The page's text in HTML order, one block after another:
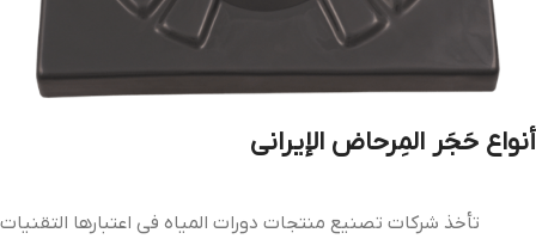
أنواع حَجَر المِرحاض الإيراني
تأخذ شركات تصنيع منتجات دورات المياه في اعتبارها التقنيات